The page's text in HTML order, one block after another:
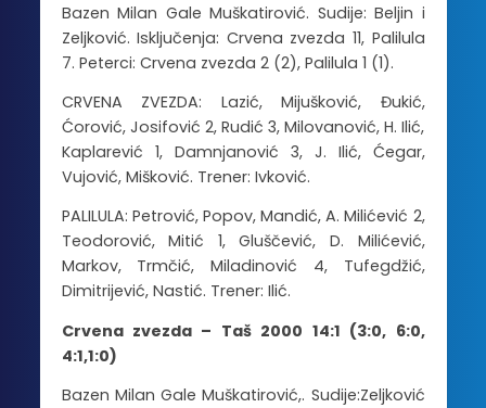
Bazen Milan Gale Muškatirović. Sudije: Beljin i
Zeljković. Isključenja: Crvena zvezda 11, Palilula
7. Peterci: Crvena zvezda 2 (2), Palilula 1 (1).
CRVENA ZVEZDA: Lazić, Mijušković, Đukić,
Ćorović, Josifović 2, Rudić 3, Milovanović, H. Ilić,
Kaplarević 1, Damnjanović 3, J. Ilić, Ćegar,
Vujović, Mišković. Trener: Ivković.
PALILULA: Petrović, Popov, Mandić, A. Milićević 2,
Teodorović, Mitić 1, Gluščević, D. Milićević,
Markov, Trmčić, Miladinović 4, Tufegdžić,
Dimitrijević, Nastić. Trener: Ilić.
Crvena zvezda – Taš 2000 14:1 (3:0, 6:0,
4:1,1:0)
Bazen Milan Gale Muškatirović,. Sudije:Zeljković